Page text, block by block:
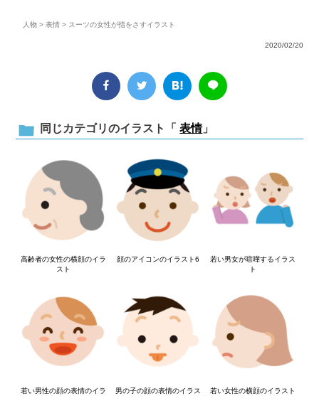
人物 >表情 > スーツの女性が指をさすイラスト
2020/02/20
同じカテゴリのイラスト「 表情」
高齢者の女性の横顔のイラ
スト
顔のアイコンのイラスト6
若い男女が喧嘩するイラス
ト
若い男性の顔の表情のイラ
男の子の顔の表情のイラス
若い女性の横顔のイラスト